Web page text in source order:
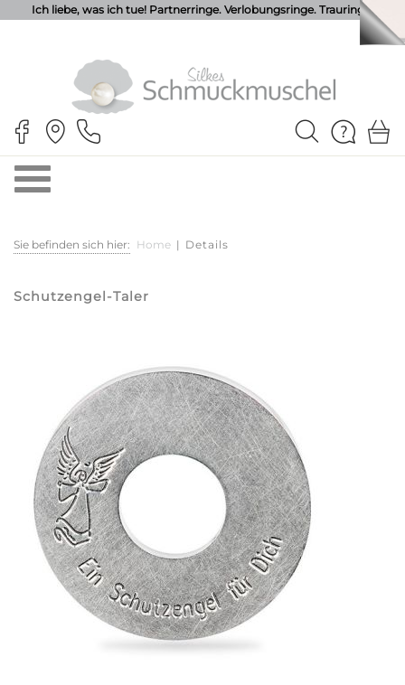
Ich liebe, was ich tue! Partnerringe. Verlobungsringe. Trauringe.
Sie befinden sich hier: Home | Details
Schutzengel-Taler